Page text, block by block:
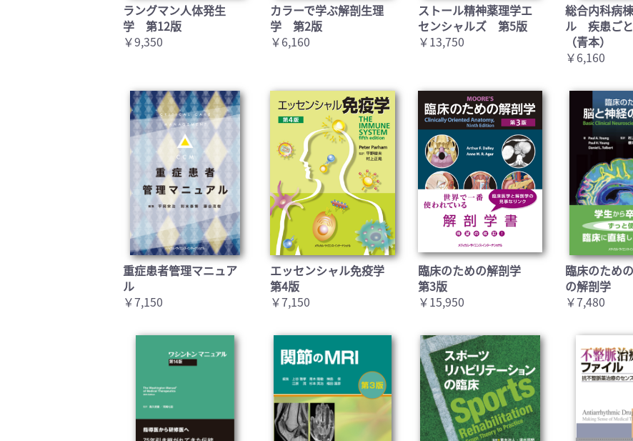
ラングマン人体発生
学 第12版
￥9,350
カラーで学ぶ解剖生理
学 第2版
￥6,160
ストール精神薬理学エ
センシャルズ 第5版
￥13,750
総合内科病
ル 疾患ご
（青本）
￥6,160
重症患者管理マニュア
ル
￥7,150
エッセンシャル免疫学
第4版
￥7,150
臨床のための解剖学
第3版
￥15,950
臨床のため
の解剖学
￥7,480